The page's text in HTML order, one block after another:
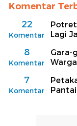
Komentar
22
Komentar
Potret
Lagi
8
Komentar
Gara-
7
Komentar